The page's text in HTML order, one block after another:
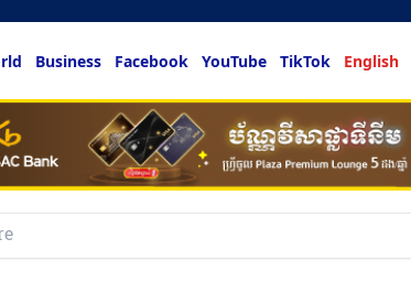
Business Facebook YouTube TikTok English